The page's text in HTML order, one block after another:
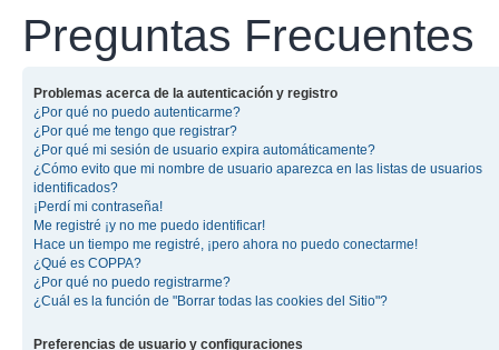
Preguntas Frecuentes
Problemas acerca de la autenticación y registro
¿Por qué no puedo autenticarme?
¿Por qué me tengo que registrar?
¿Por qué mi sesión de usuario expira automáticamente?
¿Cómo evito que mi nombre de usuario aparezca en las listas de usuarios
identificados?
¡Perdí mi contraseña!
Me registré ¡y no me puedo identificar!
Hace un tiempo me registré, ¡pero ahora no puedo conectarme!
¿Qué es COPPA?
¿Por qué no puedo registrarme?
¿Cuál es la función de "Borrar todas las cookies del Sitio"?
Preferencias de usuario y configuraciones